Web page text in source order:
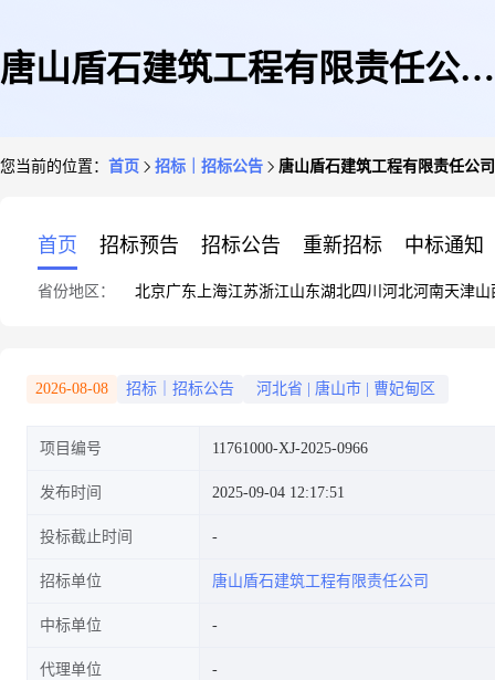
唐山盾石建筑工程有限责任公司
路施工专业分包工程询比价
您当前的位置： 首页 招标｜招标公告 唐山盾石建筑工程有限责任公
首页 招标预告 招标公告 重新招标 中标通知
省份地区： 北京广东 上海江苏浙江山东湖北四川 河北河南天津山
2026-08-08 招标｜招标公告 河北省 唐山市 曹妃甸区
项目编号 11761000-XJ-2025-0966
发布时间 2025-09-04 12:17:51
投标截止时间
招标单位 唐山盾石建筑工程有限责任公司
中标单位
代理单位